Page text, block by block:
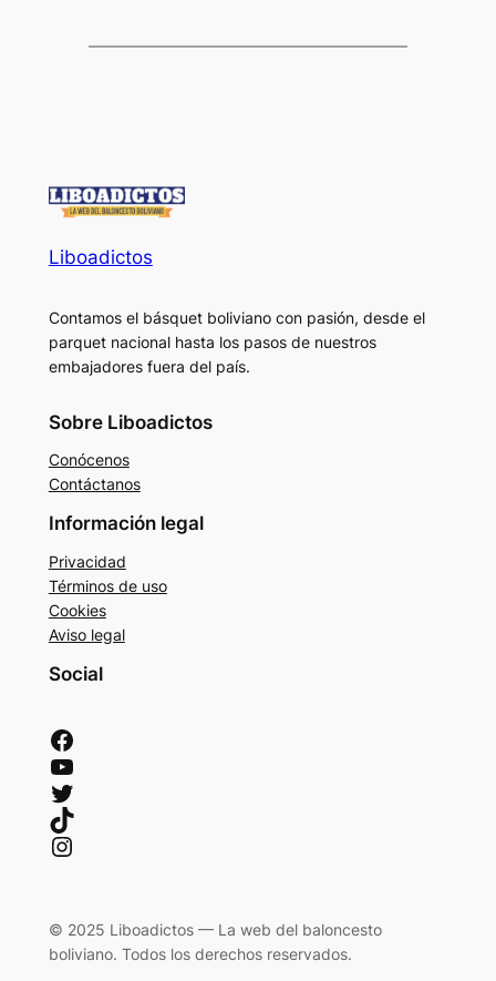
Liboadictos
Contamos el básquet boliviano con pasión, desde el
parquet nacional hasta los pasos de nuestros
embajadores fuera del país.
Sobre Liboadictos
Conócenos
Contáctanos
Información legal
Privacidad
Términos de uso
Cookies
Aviso legal
Social
Facebook
YouTube
Twitter
TikTok
Instagram
© 2025 Liboadictos — La web del baloncesto
boliviano. Todos los derechos reservados.